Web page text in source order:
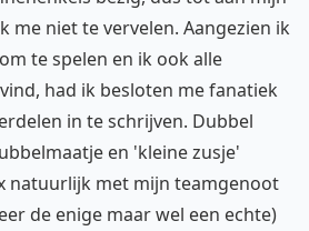
me niet te vervelen. Aangezien ik
te spelen en ik ook alle
had ik besloten me fanatiek
in te schrijven. Dubbel
en 'kleine zusje'
natuurlijk met mijn teamgenoot
de enige maar wel een echte)